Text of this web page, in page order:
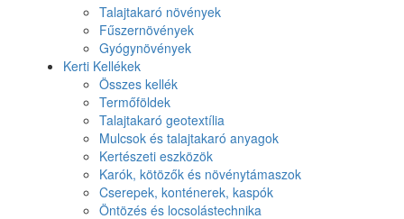
Talajtakaró növények
Fűszernövények
Gyógynövények
Kerti Kellékek
Összes kellék
Termőföldek
Talajtakaró geotextília
Mulcsok és talajtakaró anyagok
Kertészeti eszközök
Karók, kötözők és növénytámaszok
Cserepek, konténerek, kaspók
Öntözés és locsolástechnika